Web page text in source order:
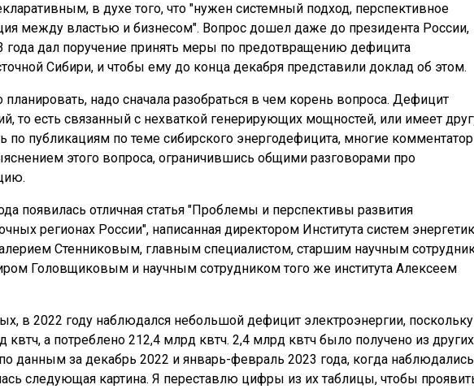
в духе того, что "нужен системный подход, перспективное
между властью и бизнесом". Вопрос дошел даже до президента России,
года дал поручение принять меры по предотвращению дефицита
Сибири, и чтобы ему до конца декабря представили доклад об этом.
надо сначала разобраться в чем корень вопроса. Дефицит
то есть связанный с нехваткой генерирующих мощностей, или имеет
по публикациям по теме сибирского энергодефицита, многие
этого вопроса, ограничившись общими разговорами про
появилась отличная статья "Проблемы и перспективы развития
регионах России", написанная директором Института систем
Стенниковым, главным специалистом, старшим научным
Головщиковым и научным сотрудником того же института Алексеем
в 2022 году наблюдался небольшой дефицит электроэнергии, поскольку
а потреблено 212,4 млрд квтч. 2,4 млрд квтч было получено из других
данным за декабрь 2022 и январь-февраль 2023 года, когда наблюдались
следующая картина. Я переставлю цифры из их таблицы, чтобы